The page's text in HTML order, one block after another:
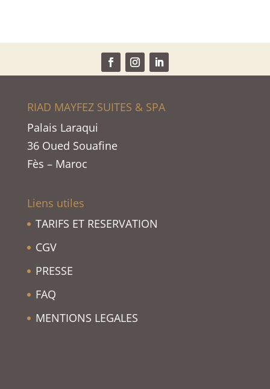
RIAD MAYFEZ SUITES & SPA
Palais Laraqui
36 Oued Souafine
Fès – Maroc
Liens utiles
TARIFS ET RESERVATION
CGV
PRESSE
FAQ
MENTIONS LEGALES